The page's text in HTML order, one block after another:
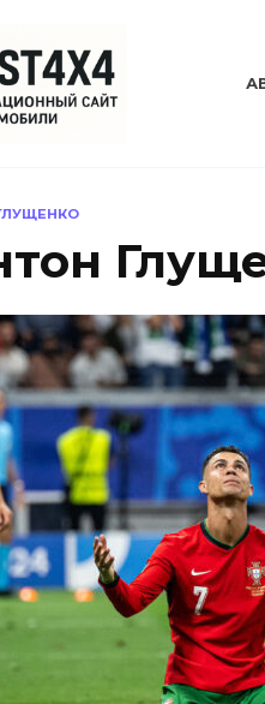
ГЛУЩЕНКО